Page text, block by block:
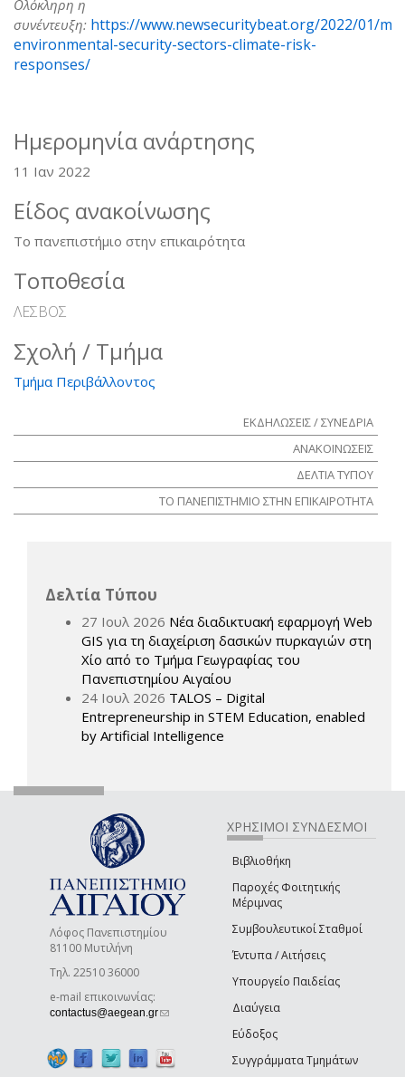
Ολόκληρη η
συνέντευξη: https://www.newsecuritybeat.org/2022/01/
environmental-security-sectors-climate-risk-
responses/
Ημερομηνία ανάρτησης
11 Ιαν 2022
Είδος ανακοίνωσης
Το πανεπιστήμιο στην επικαιρότητα
Τοποθεσία
ΛΕΣΒΟΣ
Σχολή / Τμήμα
Τμήμα Περιβάλλοντος
ΕΚΔΗΛΩΣΕΙΣ / ΣΥΝΕΔΡΙΑ
ΑΝΑΚΟΙΝΩΣΕΙΣ
ΔΕΛΤΙΑ ΤΥΠΟΥ
ΤΟ ΠΑΝΕΠΙΣΤΗΜΙΟ ΣΤΗΝ ΕΠΙΚΑΙΡΟΤΗΤΑ
Δελτία Τύπου
27 Ιουλ 2026 Νέα διαδικτυακή εφαρμογή Web
GIS για τη διαχείριση δασικών πυρκαγιών στη
Χίο από το Τμήμα Γεωγραφίας του
Πανεπιστημίου Αιγαίου
24 Ιουλ 2026 TALOS – Digital
Entrepreneurship in STEM Education, enabled
by Artificial Intelligence
Λόφος Πανεπιστημίου
81100 Μυτιλήνη
Τηλ. 22510 36000
e-mail επικοινωνίας:
contactus@aegean.gr(link sends e-mail)
ΧΡΗΣΙΜΟΙ ΣΥΝΔΕΣΜΟΙ
Βιβλιοθήκη
Παροχές Φοιτητικής
Μέριμνας
Συμβουλευτικοί Σταθμοί
Έντυπα / Αιτήσεις
Υπουργείο Παιδείας
Διαύγεια
Εύδοξος
Συγγράμματα Τμημάτων